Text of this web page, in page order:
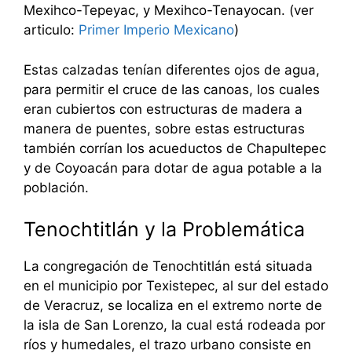
Mexihco-Tepeyac, y Mexihco-Tenayocan. (ver
articulo: Primer Imperio Mexicano)
Estas calzadas tenían diferentes ojos de agua,
para permitir el cruce de las canoas, los cuales
eran cubiertos con estructuras de madera a
manera de puentes, sobre estas estructuras
también corrían los acueductos de Chapultepec
y de Coyoacán para dotar de agua potable a la
población.
Tenochtitlán y la Problemática
La congregación de Tenochtitlán está situada
en el municipio por Texistepec, al sur del estado
de Veracruz, se localiza en el extremo norte de
la isla de San Lorenzo, la cual está rodeada por
ríos y humedales, el trazo urbano consiste en